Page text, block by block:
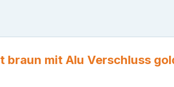
braun mit Alu Verschluss